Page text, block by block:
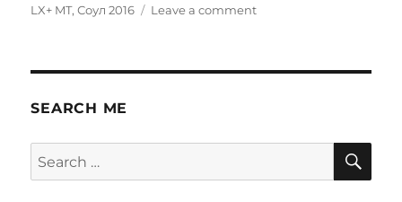
on
LX+ MT,Соул 2016 Leave a commenton
SEARCH ME
Search
for: